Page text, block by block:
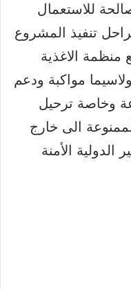
للاستعمال
تنفيذ المشروع
منظمة الاغذية
مواكبة ودعم
وخاصة ترحيل
الى خارج
الدولية الأمنة